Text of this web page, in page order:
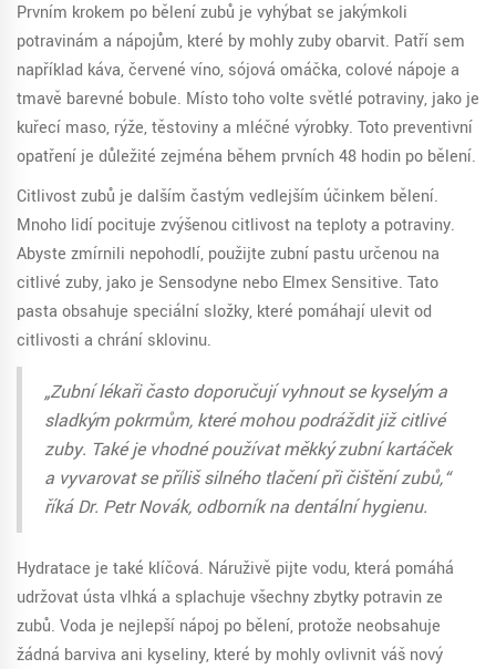
Prvním krokem po bělení zubů je vyhýbat se jakýmkoli
potravinám a nápojům, které by mohly zuby obarvit. Patří sem
například káva, červené víno, sójová omáčka, colové nápoje a
tmavě barevné bobule. Místo toho volte světlé potraviny, jako je
kuřecí maso, rýže, těstoviny a mléčné výrobky. Toto preventivní
opatření je důležité zejména během prvních 48 hodin po bělení.
Citlivost zubů je dalším častým vedlejším účinkem bělení.
Mnoho lidí pociťuje zvýšenou citlivost na teploty a potraviny.
Abyste zmírnili nepohodlí, použijte zubní pastu určenou na
citlivé zuby, jako je Sensodyne nebo Elmex Sensitive. Tato
pasta obsahuje speciální složky, které pomáhají ulevit od
citlivosti a chrání sklovinu.
„Zubní lékaři často doporučují vyhnout se kyselým a
sladkým pokrmům, které mohou podráždit již citlivé
zuby. Také je vhodné používat měkký zubní kartáček
a vyvarovat se příliš silného tlačení při čištění zubů,“
říká Dr. Petr Novák, odborník na dentální hygienu.
Hydratace je také klíčová. Náruživě pijte vodu, která pomáhá
udržovat ústa vlhká a splachuje všechny zbytky potravin ze
zubů. Voda je nejlepší nápoj po bělení, protože neobsahuje
žádná barviva ani kyseliny, které by mohly ovlivnit váš nový